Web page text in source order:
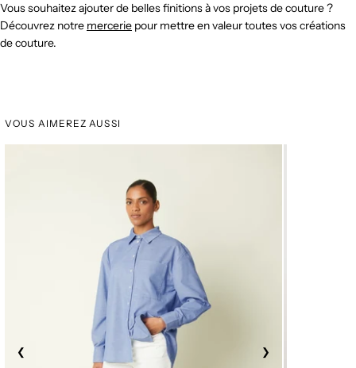
Vous souhaitez ajouter de belles finitions à vos projets de couture ?
Découvrez notre mercerie pour mettre en valeur toutes vos créations
de couture.
VOUS AIMEREZ AUSSI
❮ ❯